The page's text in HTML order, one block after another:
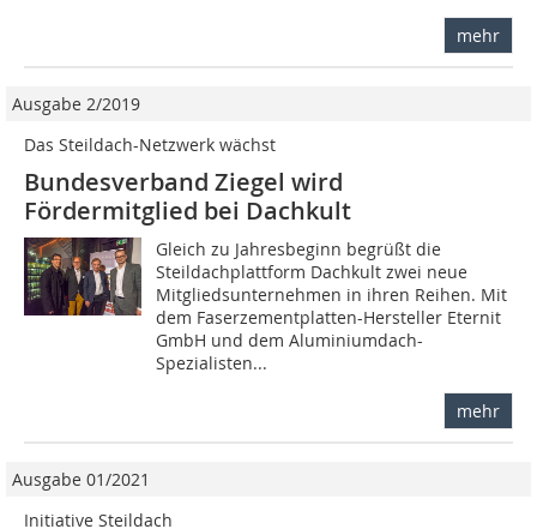
mehr
Ausgabe 2/2019
Das Steildach-Netzwerk wächst
Bundesverband Ziegel wird
Fördermitglied bei Dachkult
Gleich zu Jahresbeginn begrüßt die
Steildachplattform Dachkult zwei neue
Mitgliedsunternehmen in ihren Reihen. Mit
dem Faserzementplatten-Hersteller Eternit
GmbH und dem Aluminiumdach-
Spezialisten...
mehr
Ausgabe 01/2021
Initiative Steildach